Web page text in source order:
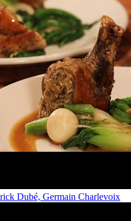
Dubé, Germain Charlevoix